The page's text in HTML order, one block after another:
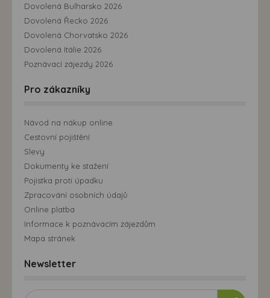
Dovolená Bulharsko 2026
Dovolená Řecko 2026
Dovolená Chorvatsko 2026
Dovolená Itálie 2026
Poznávací zájezdy 2026
Pro zákazníky
Návod na nákup online
Cestovní pojištění
Slevy
Dokumenty ke stažení
Pojistka proti úpadku
Zpracování osobních údajů
Online platba
Informace k poznávacím zájezdům
Mapa stránek
Newsletter